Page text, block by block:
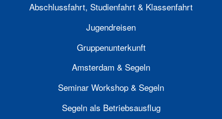
Abschlussfahrt, Studienfahrt & Klassenfahrt
Jugendreisen
Gruppenunterkunft
Amsterdam & Segeln
Seminar Workshop & Segeln
Segeln als Betriebsausflug